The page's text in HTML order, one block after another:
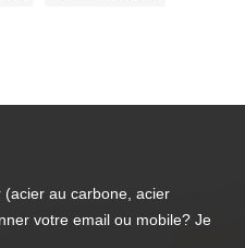
au carbone, acier
votre email ou mobile? Je